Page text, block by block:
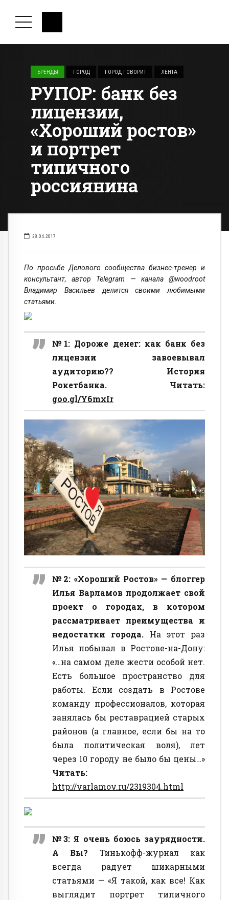
БРЕНДЫ ГОРОД ГОРОД ГОВОРИТ ЛЕНТА
РУПОР: банк без
лицензии,
«Хороший ростов»
и портрет
типичного
россиянина
28.04.2017
По просьбе Делового сообщества бизнес-тренер и
консультант, автор Telegram — канала @woodroot
Владимир Васильев делится своими любимыми
статьями.
№1: Дороже денег: как банк без
лицензии завоевывал
аудиторию?? История
Рокетбанка. Читать:
goo.gl/Y6mxIr
№2: «Хороший Ростов» — блоггер
Илья Варламов продолжает свой
проект о городах, в котором
рассматривает преимущества и
недостатки города. На этот раз
Илья побывал в Ростове-на-Дону:
«…на самом деле жести особой нет.
Есть большое пространство для
работы. Если создать в Ростове
команду профессионалов, которая
занялась бы реставрацией старых
районов (а главное, если бы на то
была политическая воля), лет
через 10 городу не было бы цены…»
Читать:
http://varlamov.ru/2319304.html
№3: Я очень боюсь заурядности.
А Вы? Тинькофф-журнал как
всегда радует шикарными
статьями — «Я такой, как все! Как
выглядит портрет типичного